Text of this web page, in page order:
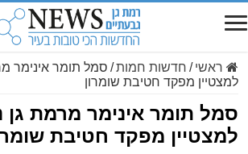
ראשי / חדשות חמות/ סמל תומר אינימר
למצטיין מפקד חטיבת שומרון
סמל תומר אינימר מרמת גן
למצטיין מפקד חטיבת